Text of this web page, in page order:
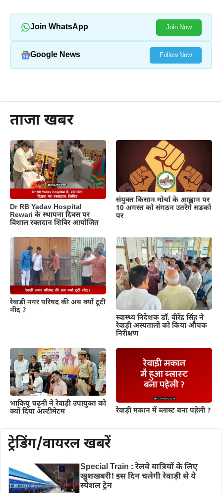
Join WhatsApp Join Now
Google News Follow Now
ताजा खबर
Dr RB Yadav Hospital
Rewari के स्थापना दिवस पर
विशाल रक्तदान शिविर आयोजित
संयुक्त किसान मोर्चा के आह्वान पर
10 अगस्त को संगठन उतरेंगे सडकों
पर
रेवाड़ी नगर परिषद की अब क्यों टूटी
नींद ?
स्वास्थ्य निदेशक डॉ. वीरेंद्र सिंह ने
रेवाड़ी अस्पतालो को किया औचक
निरीक्षण
भाकियू चढ़ूनी ने रेवाड़ी उपायुक्त को
क्यों दिया अल्टीमेटम
रेवाड़ी मकान में ब्लास्ट बना पहेली ?
ट्रेडिंग/वायरल खबरें
Special Train : रेलवे यात्रियों के लिए
खुशखबरी! इस दिन चलेगी रेवाड़ी से ये
स्पेशल ट्रेन